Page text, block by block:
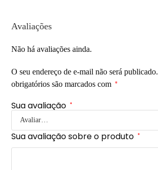
Avaliações
Não há avaliações ainda.
O seu endereço de e-mail não será publicado.
obrigatórios são marcados com
*
Sua avaliação *
Sua avaliação sobre o produto *